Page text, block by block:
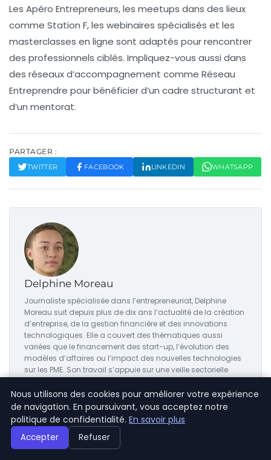
Les Apéro Entrepreneurs, les meetups dans des lieux
comme Station F, les webinaires spécialisés et les
masterclasses en ligne sont adaptés pour rencontrer
des professionnels ciblés. Impliquez-vous aussi dans
des réseaux d’accompagnement comme Réseau
Entreprendre pour bénéficier d’un cadre structurant et
d’un mentorat.
PARTAGER :
TWITTER FACEBOOK LINKEDIN WHATSAPP
Delphine Moreau
Journaliste spécialisée dans l’entrepreneuriat, Delphine
Moreau suit depuis plus de dix ans l’actualité de la création
d’entreprise, de la gestion financière et des innovations
technologiques. Elle a couvert des thématiques aussi
variées que le financement des start-up, l’évolution des
modèles d’affaires ou l’impact des nouvelles technologies
sur les PME. Son travail s’appuie sur une veille sectorielle
experts.
Voir tous les articles →
Nous utilisons des cookies pour améliorer votre expérience
de navigation. En poursuivant, vous acceptez notre
politique de confidentialité. En savoir plus
Accepter Refuser